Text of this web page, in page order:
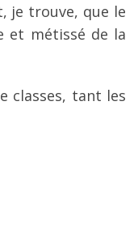
je trouve, que le
et métissé de la
classes, tant les